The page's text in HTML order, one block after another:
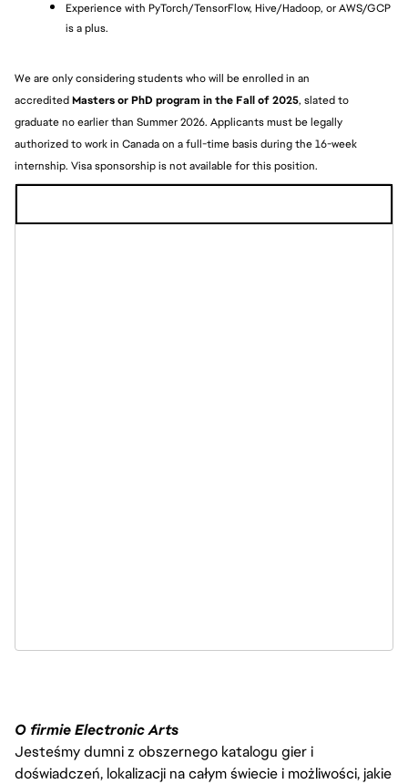
Experience with PyTorch/TensorFlow, Hive/Hadoop, or AWS/GCP
is a plus.
We are only considering students who will be enrolled in an
accredited Masters or PhD program in the Fall of 2025, slated to
graduate no earlier than Summer 2026. Applicants must be legally
authorized to work in Canada on a full-time basis during the 16-week
internship. Visa sponsorship is not available for this position.
O firmie Electronic Arts
Jesteśmy dumni z obszernego katalogu gier i
doświadczeń, lokalizacji na całym świecie i możliwości, jakie